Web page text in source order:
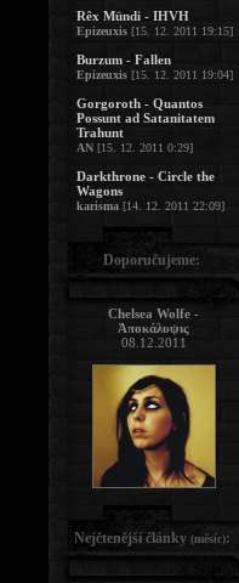
Rêx Mündi - IHVH
Epizeuxis [15. 12. 2011 19:15]
Burzum - Fallen
Epizeuxis [15. 12. 2011 19:04]
Gorgoroth - Quantos
Possunt ad Satanitatem
Trahunt
AN [15. 12. 2011 0:29]
Darkthrone - Circle the
Wagons
karisma [14. 12. 2011 22:09]
Doporučujeme:
Chelsea Wolfe -
Ἀποκάλυψις
08.12.2011
Nejčtenější články (měsíc):